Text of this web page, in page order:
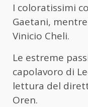
I coloratissimi
Gaetani,
Vinicio Cheli.
Le estreme
capolavoro di
lettura del
Oren.